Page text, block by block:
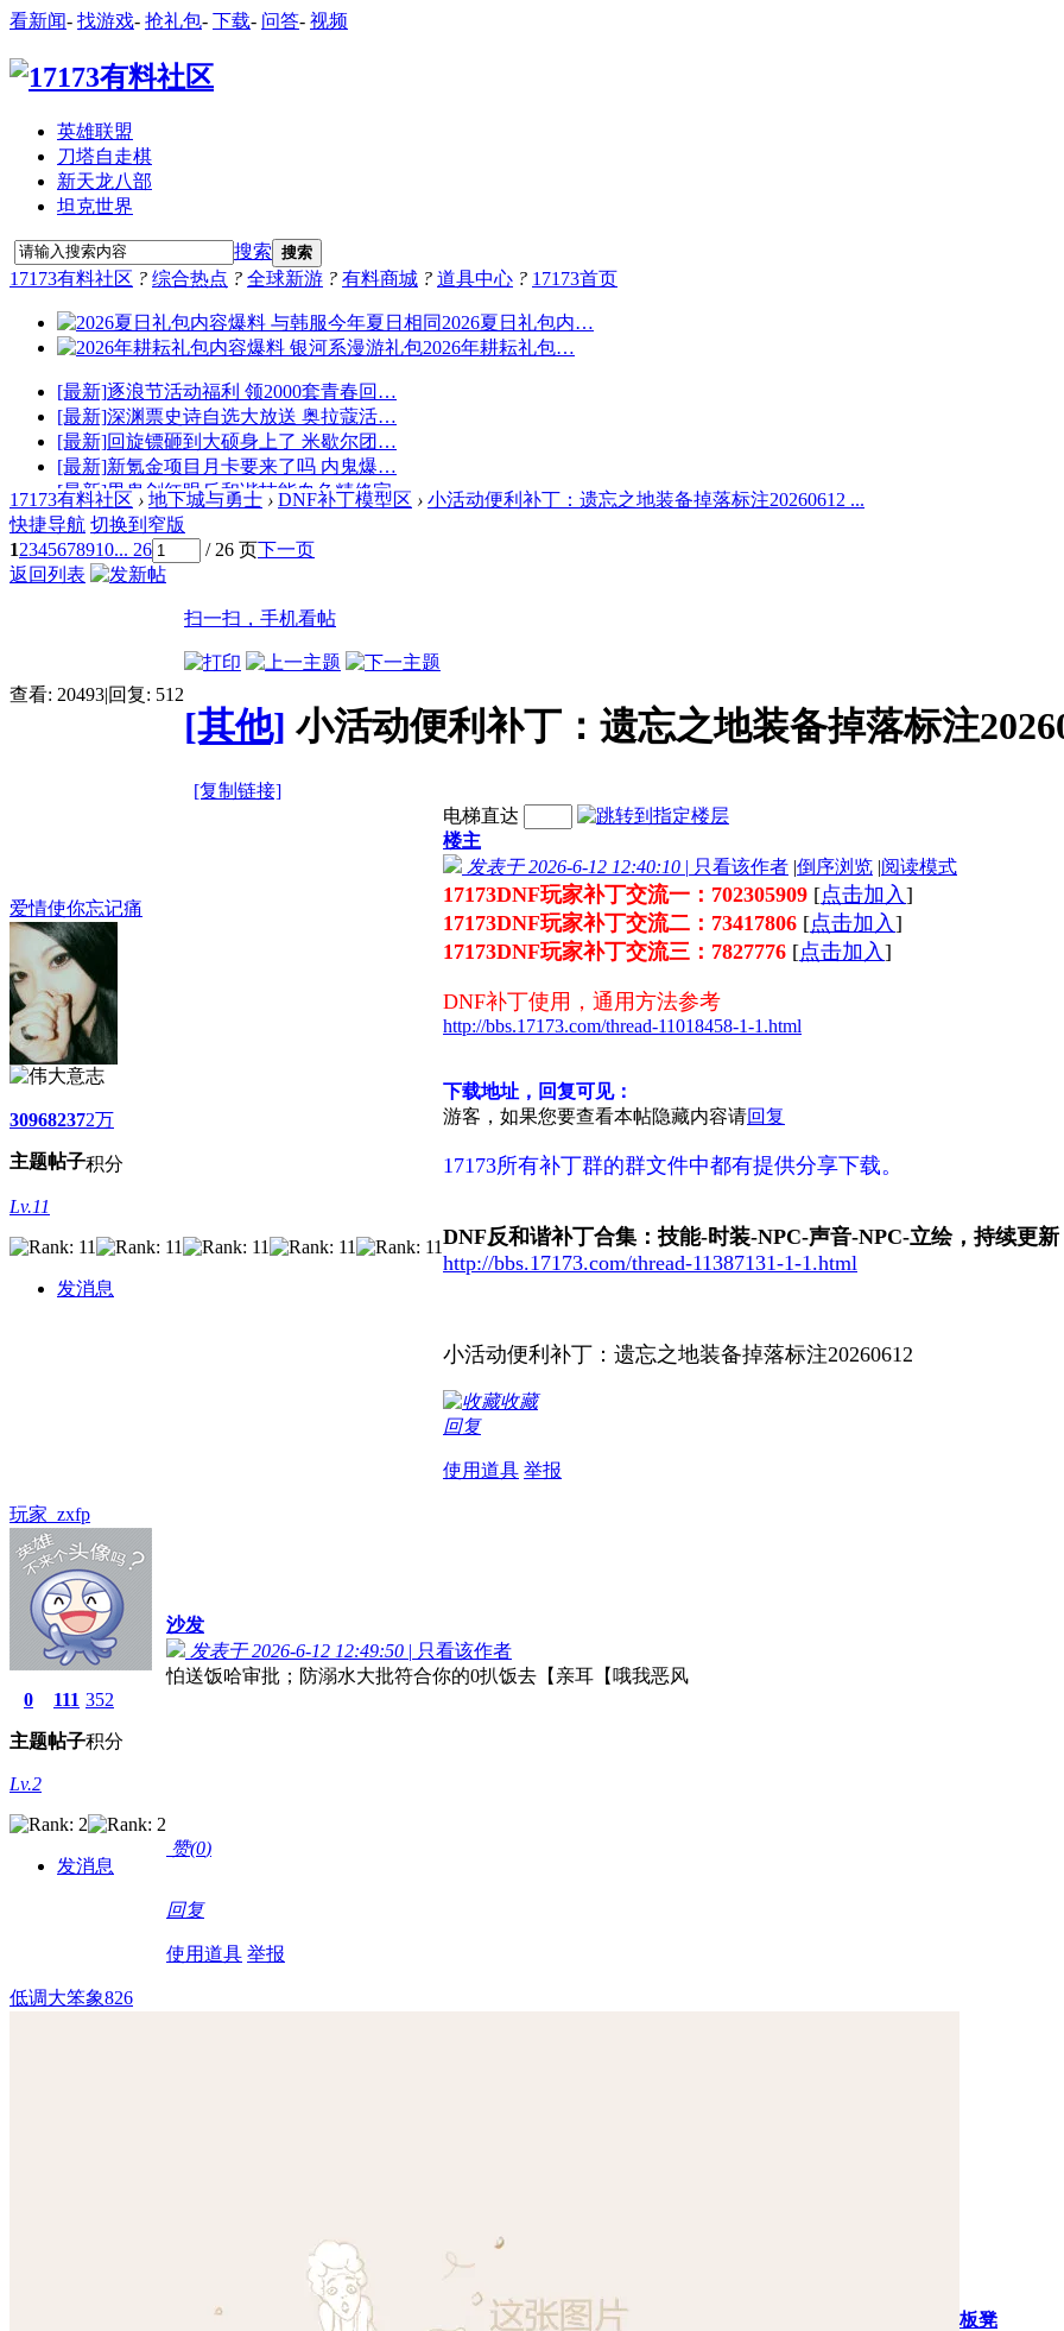
看新闻- 找游戏- 抢礼包- 下载- 问答- 视频
英雄联盟
刀塔自走棋
新天龙八部
坦克世界
搜索 搜索
17173有料社区 ? 综合热点 ? 全球新游 ? 有料商城 ? 道具中心 ? 17173首页
17173有料社区 › 地下城与勇士 › DNF补丁模型区 › 小活动便利补丁：遗忘之地装备掉落标注20260612 ...
快捷导航 切换到窄版
12345678910... 26 / 26 页下一页
返回列表
查看: 20493|回复: 512
扫一扫，手机看帖
[其他] 小活动便利补丁：遗忘之地装备掉落标注
[复制链接]
爱情使你忘记痛
3096
主题
8237
帖子
2万
积分
Lv.11
发消息
电梯直达
楼主
发表于 2026-6-12 12:40:10 | 只看该作者 |倒序浏览 |阅读模式
17173DNF玩家补丁交流一：702305909 [点击加入 ]
17173DNF玩家补丁交流二：73417806 [点击加入 ]
17173DNF玩家补丁交流三：7827776 [点击加入 ]
DNF补丁使用，通用方法参考
http://bbs.17173.com/thread-11018458-1-1.html
下载地址，回复可见：
游客，如果您要查看本帖隐藏内容请回复
17173所有补丁群的群文件中都有提供分享下载。
DNF反和谐补丁合集：技能-时装-NPC-声音-NPC-立绘，持续更新
http://bbs.17173.com/thread-11387131-1-1.html
小活动便利补丁：遗忘之地装备掉落标注20260612
收藏
回复
使用道具 举报
玩家_zxfp
0
主题
111
帖子
352
积分
Lv.2
发消息
沙发
发表于 2026-6-12 12:49:50 | 只看该作者
怕送饭哈审批；防溺水大批符合你的0扒饭去【亲耳【哦我恶风
赞(0)
回复
使用道具 举报
低调大笨象826
板凳